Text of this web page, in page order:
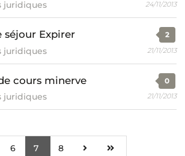
juridiques 24/11/2013
séjour Expirer
juridiques
2
21/11/2013
cours minerve
juridiques
0
21/11/2013
6 7 8